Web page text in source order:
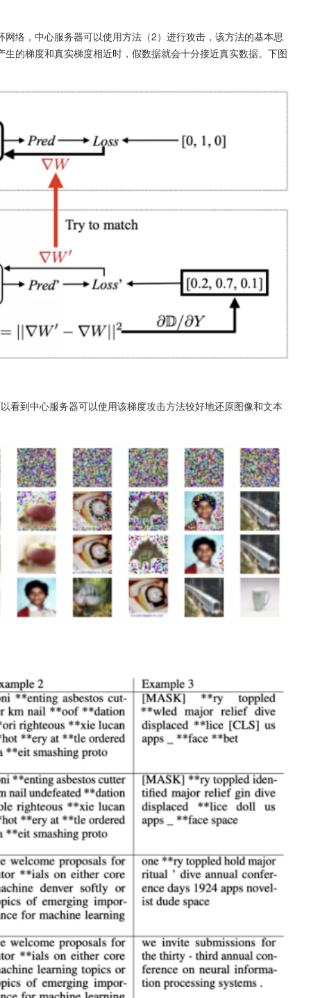
络，中心服务器可以使用方法（2）进行攻击，该方法的基本思
的梯度和真实梯度相近时，假数据就会十分接近真实数据。下图
看到中心服务器可以使用该梯度攻击方法较好地还原图像和文本